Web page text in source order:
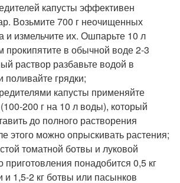
капусты эффективен
Возьмите 700 г неочищенных
и измельчите их. Ошпарьте 10 л
прокипятите в обычной воде 2-3
раствор разбавьте водой в
поливайте грядки;
капусты применяйте
200 г на 10 л воды), который
до полного растворения
этого можно опрыскивать растения;
томатной ботвы и луковой
приготовления понадобится 0,5 кг
и 1,5-2 кг ботвы или пасынков